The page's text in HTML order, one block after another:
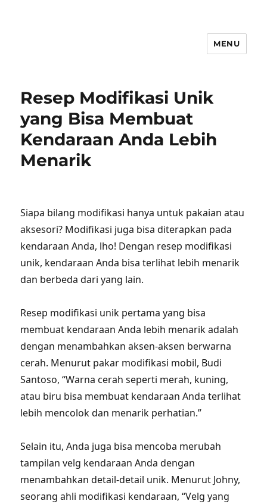
MENU
Resep Modifikasi Unik
yang Bisa Membuat
Kendaraan Anda Lebih
Menarik
Siapa bilang modifikasi hanya untuk pakaian atau
aksesori? Modifikasi juga bisa diterapkan pada
kendaraan Anda, lho! Dengan resep modifikasi
unik, kendaraan Anda bisa terlihat lebih menarik
dan berbeda dari yang lain.
Resep modifikasi unik pertama yang bisa
membuat kendaraan Anda lebih menarik adalah
dengan menambahkan aksen-aksen berwarna
cerah. Menurut pakar modifikasi mobil, Budi
Santoso, “Warna cerah seperti merah, kuning,
atau biru bisa membuat kendaraan Anda terlihat
lebih mencolok dan menarik perhatian.”
Selain itu, Anda juga bisa mencoba merubah
tampilan velg kendaraan Anda dengan
menambahkan detail-detail unik. Menurut Johny,
seorang ahli modifikasi kendaraan, “Velg yang